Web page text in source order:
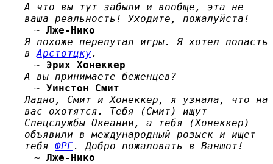
А что вы тут забыли и вообще, эта не
ваша реальность! Уходите, пожалуйста!
~ Лже-Нико
Я похоже перепутал игры. Я хотел попасть
вАрстотцку.
~ Эрих Хонеккер
А вы принимаете беженцев?
~ Уинстон Смит
Ладно, Смит и Хонеккер, я узнала, что на
вас охотятся. Тебя (Смит) ищут
Спецслужбы Океании, а тебя (Хонеккер)
объявили в международный розыск и ищет
тебя ФРГ. Добро пожаловать в Ваншот!
~ Лже-Нико